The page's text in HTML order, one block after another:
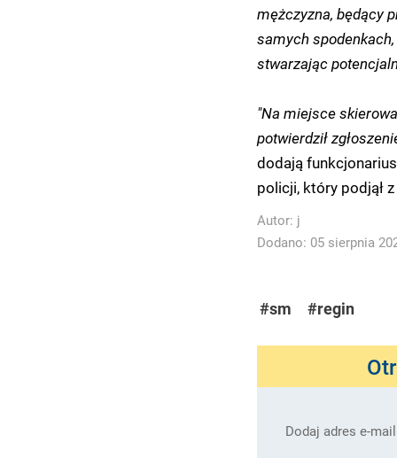
mężczyzna, będący
samych spodenkach,
stwarzając
"Na miejsce
potwierdził
dodają
policji, który podjął
Autor: j
Dodano: 05 sierpnia
#sm #regin
Dodaj adres e-